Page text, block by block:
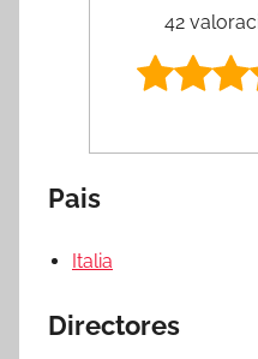
42
Pais
Italia
Directores